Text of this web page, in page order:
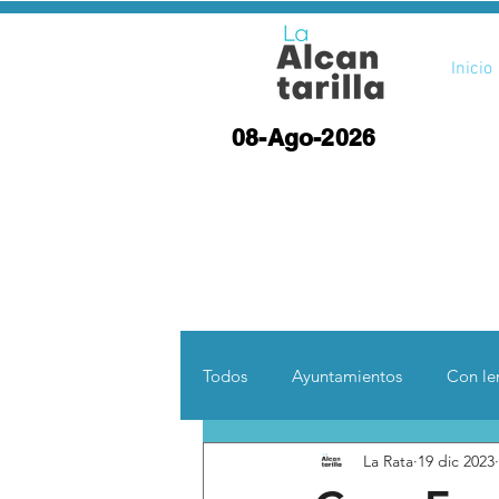
Inicio
08-Ago-2026
Todos Ayuntamientos Con
Desde otras
La Rata 19 dic 2023